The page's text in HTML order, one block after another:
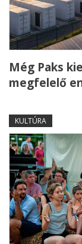
Még Paks
megfelelő
KULTÚRA